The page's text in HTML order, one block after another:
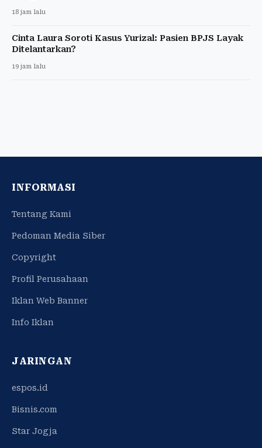
18 jam lalu
Cinta Laura Soroti Kasus Yurizal: Pasien BPJS Layak
Ditelantarkan?
19 jam lalu
INFORMASI
Tentang Kami
Pedoman Media Siber
Copyright
Profil Perusahaan
Iklan Web Banner
Info Iklan
JARINGAN
espos.id
Bisnis.com
Star Jogja